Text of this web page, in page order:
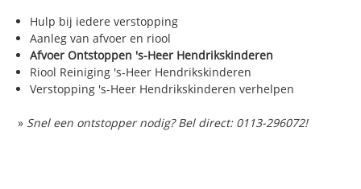
Hulp bij iedere verstopping
Aanleg van afvoer en riool
Afvoer Ontstoppen 's-Heer Hendrikskinderen
Riool Reiniging 's-Heer Hendrikskinderen
Verstopping 's-Heer Hendrikskinderen verhelpen
» Snel een ontstopper nodig? Bel direct: 0113-296072!